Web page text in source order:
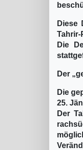
Diese
Die
Der
Die
25.
Der